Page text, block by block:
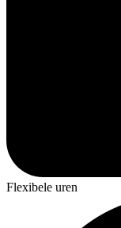
Flexibele uren